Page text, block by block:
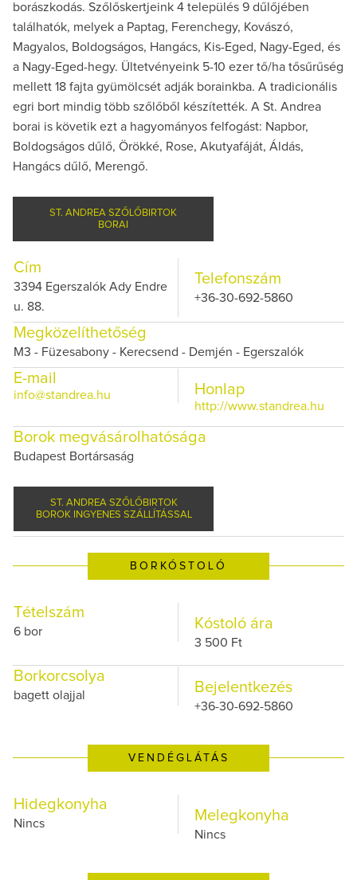
borászkodás. Szőlőskertjeink 4 település 9 dűlőjében
találhatók, melyek a Paptag, Ferenchegy, Kovászó,
Magyalos, Boldogságos, Hangács, Kis-Eged, Nagy-Eged, és
a Nagy-Eged-hegy. Ültetvényeink 5-10 ezer tő/ha tősűrűség
mellett 18 fajta gyümölcsét adják borainkba. A tradicionális
egri bort mindig több szőlőből készítették. A St. Andrea
borai is követik ezt a hagyományos felfogást: Napbor,
Boldogságos dűlő, Örökké, Rose, Akutyafáját, Áldás,
Hangács dűlő, Merengő.
ST. ANDREA SZŐLŐBIRTOK
BORAI
Cím
3394 Egerszalók Ady Endre
u. 88.
Telefonszám
+36-30-692-5860
Megközelíthetőség
M3 - Füzesabony - Kerecsend - Demjén - Egerszalók
E-mail
info@standrea.hu Honlap
http://www.standrea.hu
Borok megvásárolhatósága
Budapest Bortársaság
ST. ANDREA SZŐLŐBIRTOK
BOROK INGYENES SZÁLLÍTÁSSAL
BORKÓSTOLÓ
Tételszám
6 bor Kóstoló ára
3 500 Ft
Borkorcsolya
bagett olajjal Bejelentkezés
+36-30-692-5860
VENDÉGLÁTÁS
Hidegkonyha
Nincs Melegkonyha
Nincs